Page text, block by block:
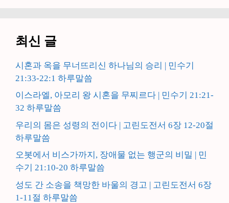
최신 글
시혼과 옥을 무너뜨리신 하나님의 승리 | 민수기
21:33-22:1 하루말씀
이스라엘, 아모리 왕 시혼을 무찌르다 | 민수기 21:21-
32 하루말씀
우리의 몸은 성령의 전이다 | 고린도전서 6장 12-20절
하루말씀
오봇에서 비스가까지, 장애물 없는 행군의 비밀 | 민
수기 21:10-20 하루말씀
성도 간 소송을 책망한 바울의 경고 | 고린도전서 6장
1-11절 하루말씀